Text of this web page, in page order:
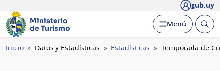
gub.uy
Ministerio
de Turismo
Desplegar
Menú Abrir
Ruta
Inicio Datos y Estadísticas Estadísticas Temporada de